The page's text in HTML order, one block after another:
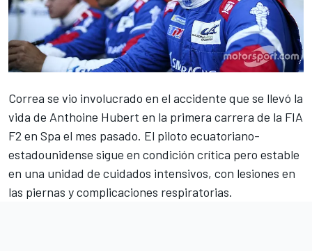
Correa se vio involucrado en el accidente que se llevó la
vida de Anthoine Hubert en la primera carrera de la FIA
F2 en Spa el mes pasado. El piloto ecuatoriano-
estadounidense sigue en condición crítica pero estable
en una unidad de cuidados intensivos, con lesiones en
las piernas y complicaciones respiratorias.